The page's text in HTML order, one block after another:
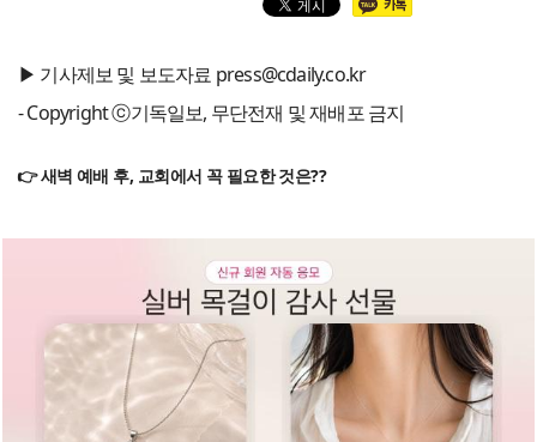
▶ 기사제보 및 보도자료 press@cdaily.co.kr
- Copyright ⓒ기독일보, 무단전재 및 재배포 금지
👉 새벽 예배 후, 교회에서 꼭 필요한 것은??